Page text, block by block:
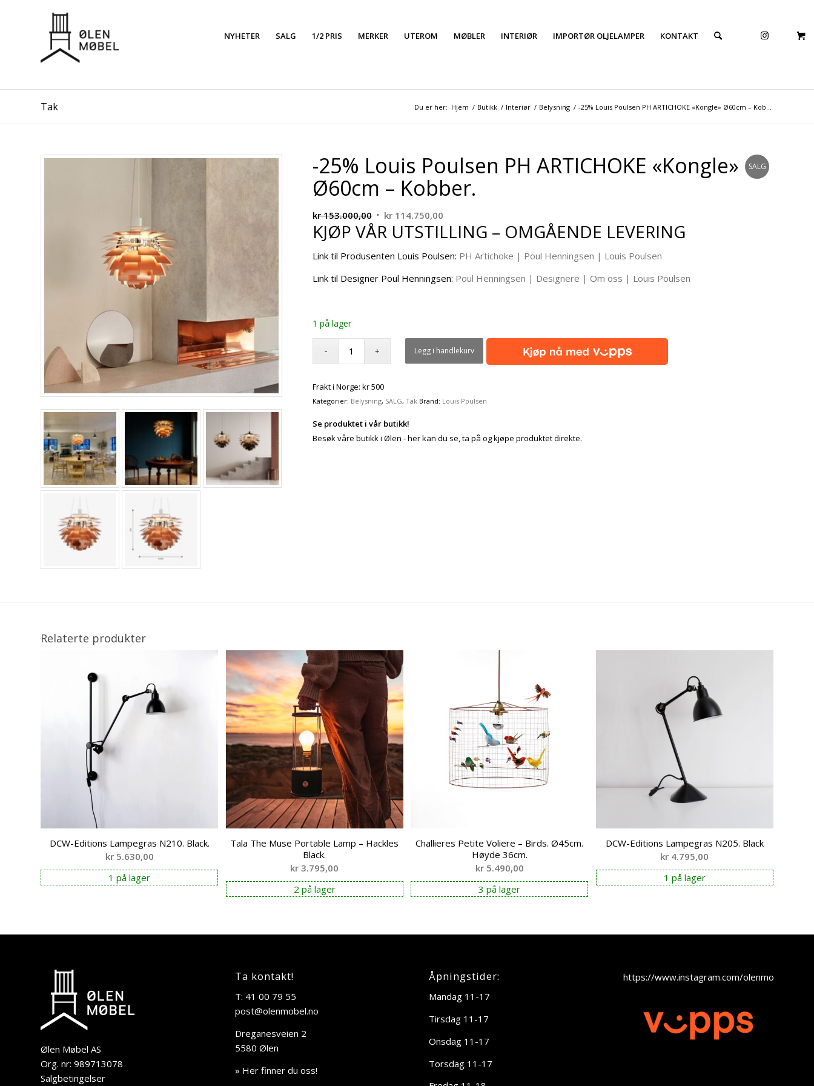
NYHETER SALG 1/2 PRIS MERKER UTEROM MØBLER INTERIØR IMPORTØR OLJELAMPER KONTAKT
Tak Du er her: Hjem / Butikk / Interiør / Belysning / -25% Louis Poulsen PH ARTICHOKE «Kongle» Ø60cm – Kob...
SALG
-25% Louis Poulsen PH ARTICHOKE «Kongle»
Ø60cm – Kobber.
kr153.000,00 Opprinnelig
pris
kr 153.000,00.
kr 114.750,00
pris
kr 114.750,00.
KJØP VÅR UTSTILLING – OMGÅENDE LEVERING
Link til Produsenten Louis Poulsen: PH Artichoke | Poul Henningsen | Louis Poulsen
Link til Designer Poul Henningsen: Poul Henningsen | Designere | Om oss | Louis Poulsen
1 på lager
Legg i handlekurv
Frakt i Norge: kr 500
Kategorier: Belysning, SALG,Tak Brand: Louis Poulsen
Se produktet i vår butikk!
Besøk våre butikk i Ølen - her kan du se, ta på og kjøpe produktet direkte.
Relaterte produkter
DCW-Editions Lampegras N210. Black.
kr5.630,00
1 på lager
Tala The Muse Portable Lamp – Hackles
Black.
kr 3.795,00
2 på lager
Challieres Petite Voliere – Birds. Ø45cm.
Høyde 36cm.
kr5.490,00
3 på lager
DCW-Editions Lampegras N205. Black
kr 4.795,00
1 på lager
Ølen Møbel AS
Org. nr: 989713078
Salgbetingelser
Ta kontakt!
T: 41 00 79 55
post@olenmobel.no
Dreganesveien 2
5580 Ølen
» Her finner du oss!
Åpningstider:
Mandag 11-17
Tirsdag 11-17
Onsdag 11-17
Torsdag 11-17
https://www.instagram.com/olenmobel